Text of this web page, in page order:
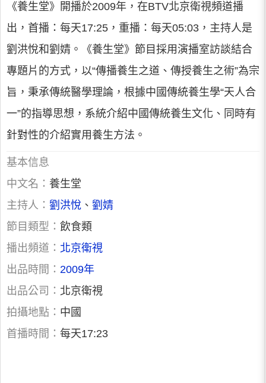
《養生堂》開播於2009年，在BTV北京衛視頻道播
出，首播：每天17:25，重播：每天05:03，主持人是
劉洪悅和劉婧。《養生堂》節目採用演播室訪談結合
專題片的方式，以“傳播養生之道、傳授養生之術”為宗
旨，秉承傳統醫學理論，根據中國傳統養生學“天人合
一”的指導思想，系統介紹中國傳統養生文化、同時有
針對性的介紹實用養生方法。
基本信息
中文名： 養生堂
主持人： 劉洪悅 、 劉婧
節目類型： 飲食類
播出頻道： 北京衛視
出品時間： 2009年
出品公司： 北京衛視
拍攝地點： 中國
首播時間： 每天17:23